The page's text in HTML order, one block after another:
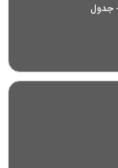
جدول